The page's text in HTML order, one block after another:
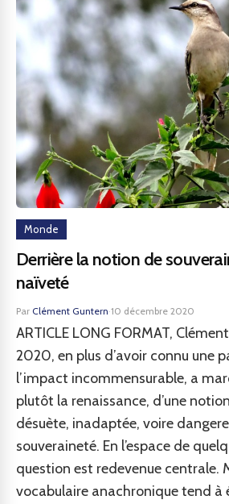
Monde
Derrière la notion de
naïveté
Par Clément Guntern·10 décembre 2020
ARTICLE LONG FORMAT,
2020, en plus d’avoir connu une
l’impact incommensurable, a
plutôt la renaissance, d’une
désuète, inadaptée, voire
souveraineté. En l’espace de
question est redevenue centrale.
vocabulaire anachronique tend à